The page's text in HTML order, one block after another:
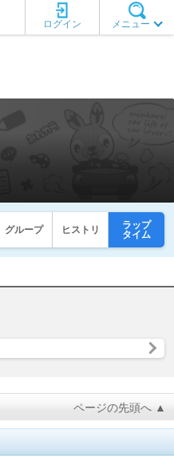
メニュー
ログイン
グループ ヒストリ
ラップ
タイム
ページの先頭へ ▲